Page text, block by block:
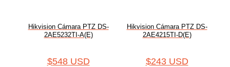
Hikvision Cámara PTZ DS-
2AE5232TI-A(E)
$548 USD
Hikvision Cámara PTZ DS-
2AE4215TI-D(E)
$243 USD